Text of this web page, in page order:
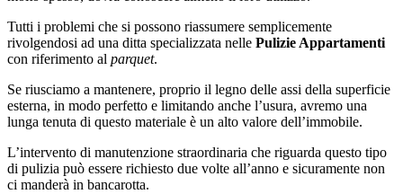
Tutti i problemi che si possono riassumere semplicemente
rivolgendosi ad una ditta specializzata nelle Pulizie Appartamenti
con riferimento al parquet.
Se riusciamo a mantenere, proprio il legno delle assi della superficie
esterna, in modo perfetto e limitando anche l’usura, avremo una
lunga tenuta di questo materiale è un alto valore dell’immobile.
L’intervento di manutenzione straordinaria che riguarda questo tipo
di pulizia può essere richiesto due volte all’anno e sicuramente non
ci manderà in bancarotta.